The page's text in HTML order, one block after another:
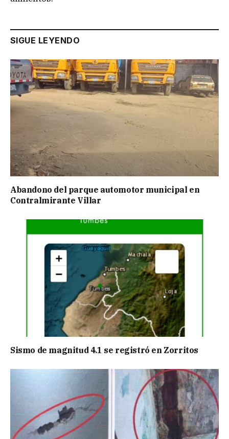
SIGUE LEYENDO
Abandono del parque automotor municipal en
Contralmirante Villar
Sismo de magnitud 4.1 se registró en Zorritos